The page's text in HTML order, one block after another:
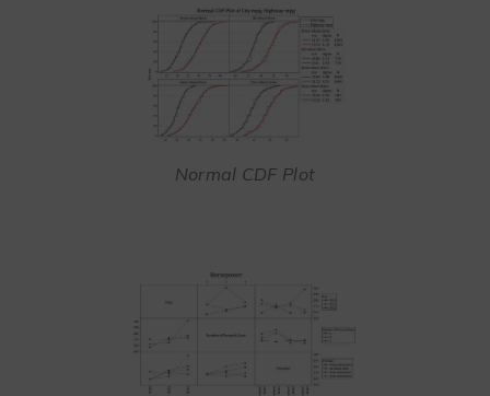
Normal CDF Plot